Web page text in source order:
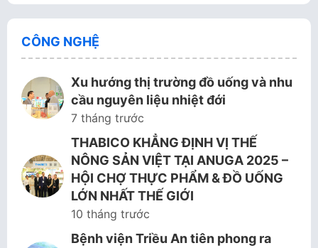
CÔNG NGHỆ
Xu hướng thị trường đồ uống và nhu
cầu nguyên liệu nhiệt đới
7 tháng trước
THABICO KHẲNG ĐỊNH VỊ THẾ
NÔNG SẢN VIỆT TẠI ANUGA 2025 –
HỘI CHỢ THỰC PHẨM & ĐỒ UỐNG
LỚN NHẤT THẾ GIỚI
10 tháng trước
Bệnh viện Triều An tiên phong ra